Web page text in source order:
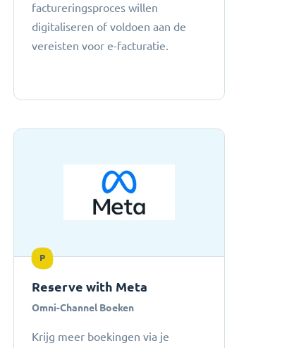
factureringsproces willen
digitaliseren of voldoen aan de
vereisten voor e-facturatie.
P
Reserve with Meta
Omni-Channel Boeken
Krijg meer boekingen via je